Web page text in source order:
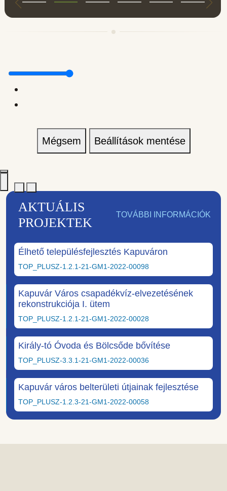
Mégsem Beállítások mentése
AKTUÁLIS
PROJEKTEK
TOVÁBBI INFORMÁCIÓK
Élhető településfejlesztés Kapuváron
TOP_PLUSZ-1.2.1-21-GM1-2022-00098
Kapuvár Város csapadékvíz-elvezetésének
rekonstrukciója I. ütem
TOP_PLUSZ-1.2.1-21-GM1-2022-00028
Király-tó Óvoda és Bölcsőde bővítése
TOP_PLUSZ-3.3.1-21-GM1-2022-00036
Kapuvár város belterületi útjainak fejlesztése
TOP_PLUSZ-1.2.3-21-GM1-2022-00058